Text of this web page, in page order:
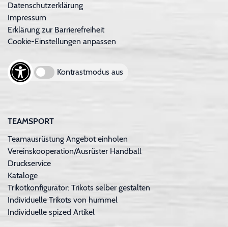
Datenschutzerklärung
Impressum
Erklärung zur Barrierefreiheit
Cookie-Einstellungen anpassen
Kontrastmodus aus
TEAMSPORT
Teamausrüstung Angebot einholen
Vereinskooperation/Ausrüster Handball
Druckservice
Kataloge
Trikotkonfigurator: Trikots selber gestalten
Individuelle Trikots von hummel
Individuelle spized Artikel